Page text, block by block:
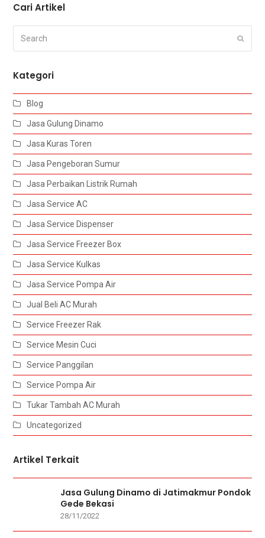
Cari Artikel
Kategori
Blog
Jasa Gulung Dinamo
Jasa Kuras Toren
Jasa Pengeboran Sumur
Jasa Perbaikan Listrik Rumah
Jasa Service AC
Jasa Service Dispenser
Jasa Service Freezer Box
Jasa Service Kulkas
Jasa Service Pompa Air
Jual Beli AC Murah
Service Freezer Rak
Service Mesin Cuci
Service Panggilan
Service Pompa Air
Tukar Tambah AC Murah
Uncategorized
Artikel Terkait
Jasa Gulung Dinamo di Jatimakmur Pondok
Gede Bekasi
28/11/2022